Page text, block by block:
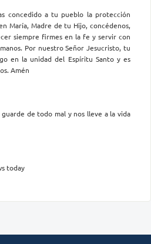
concedido a tu pueblo la protección
María, Madre de tu Hijo, concédenos,
siempre firmes en la fe y servir con
Por nuestro Señor Jesucristo, tu
en la unidad del Espíritu Santo y es
Amén
de todo mal y nos lleve a la vida
today